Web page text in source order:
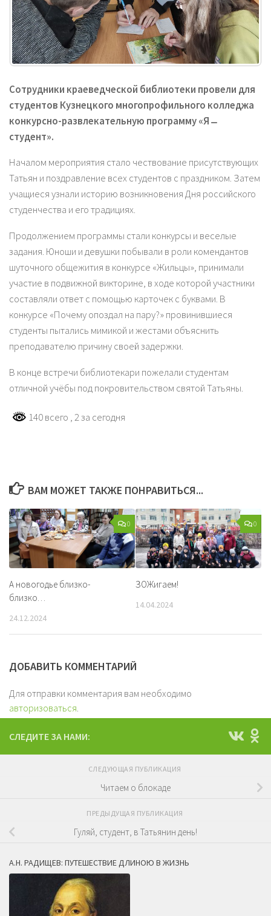
Сотрудники краеведческой библиотеки провели для
студентов Кузнецкого многопрофильного колледжа
конкурсно-развлекательную программу «Я ̶
студент».
Началом мероприятия стало чествование присутствующих
Татьян и поздравление всех студентов с праздником. Затем
учащиеся узнали историю возникновения Дня российского
студенчества и его традициях.
Продолжением программы стали конкурсы и веселые
задания. Юноши и девушки побывали в роли комендантов
шуточного общежития в конкурсе «Жильцы», принимали
участие в подвижной викторине, в ходе которой участники
составляли ответ с помощью карточек с буквами. В
конкурсе «Почему опоздал на пару?» провинившиеся
студенты пытались мимикой и жестами объяснить
преподавателю причину своей задержки.
В конце встречи библиотекари пожелали студентам
отличной учёбы под покровительством святой Татьяны.
140 всего , 2 за сегодня
ВАМ МОЖЕТ ТАКЖЕ ПОНРАВИТЬСЯ...
0
А новогодье близко-
близко…
24.12.2024
0
ЗОЖигаем!
14.04.2024
ДОБАВИТЬ КОММЕНТАРИЙ
Для отправки комментария вам необходимо
авторизоваться.
СЛЕДИТЕ ЗА НАМИ:
СЛЕДУЮЩАЯ ПУБЛИКАЦИЯ
Читаем о блокаде
ПРЕДЫДУЩАЯ ПУБЛИКАЦИЯ
Гуляй, студент, в Татьянин день!
А.Н. РАДИЩЕВ: ПУТЕШЕСТВИЕ ДЛИНОЮ В ЖИЗНЬ